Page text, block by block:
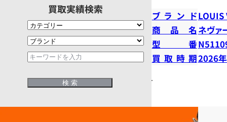
買取実績検索
ブランドLOUIS
商品名 ネヴァ
型番
買取時期2026